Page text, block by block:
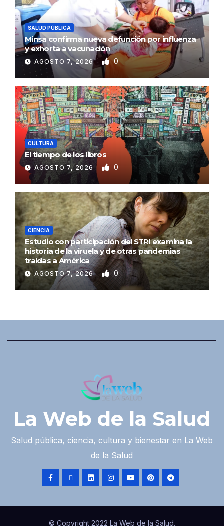
SALUD PÚBLICA
Minsa confirma nueva defunción por influenza
y exhorta a vacunación
AGOSTO 7, 2026 0
CULTURA
El tiempo de los libros
AGOSTO 7, 2026 0
CIENCIA
Estudio con participación del STRI examina la
historia de la viruela y de otras pandemias
traídas a América
AGOSTO 7, 2026 0
La Web de la Salud
Salud pública, ciencia, cultura y bienestar en La Web
de la Salud
© Copyright 2022 La Web de la Salud.